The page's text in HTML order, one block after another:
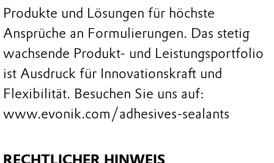
Produkte und Lösungen für höchste
Ansprüche an Formulierungen. Das stetig
wachsende Produkt- und Leistungsportfolio
ist Ausdruck für Innovationskraft und
Flexibilität. Besuchen Sie uns auf:
www.evonik.com/adhesives-sealants